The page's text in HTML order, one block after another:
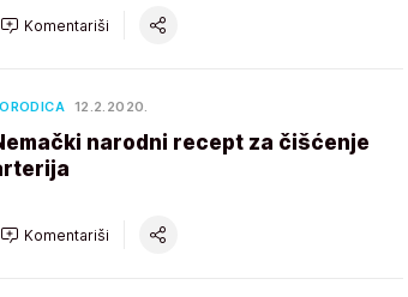
Komentariši
12.2.2020.
narodni recept za čišćenje
Komentariši